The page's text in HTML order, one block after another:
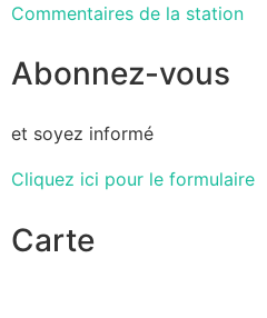
Commentaires de la station
Abonnez-vous
et soyez informé
Cliquez ici pour le formulaire
Carte